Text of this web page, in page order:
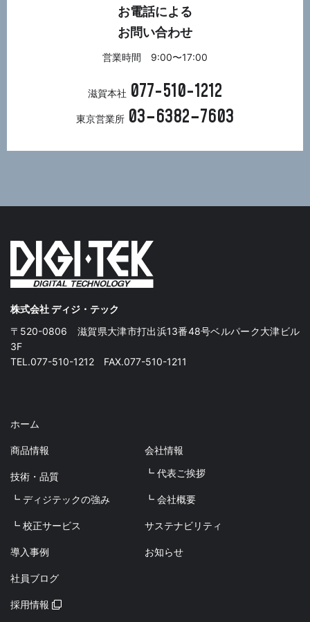
お電話による
お問い合わせ
営業時間 9:00〜17:00
滋賀本社 077-510-1212
東京営業所 03−6382−7603
株式会社 ディジ・テック
〒520-0806 滋賀県大津市打出浜13番48号ベルパーク大津ビル
3F
TEL.077-510-1212 FAX.077-510-1211
ホーム
商品情報
技術・品質
┗ ディジテックの強み
┗ 校正サービス
導入事例
会社情報
┗ 代表ご挨拶
┗ 会社概要
サステナビリティ
お知らせ
社員ブログ
採用情報